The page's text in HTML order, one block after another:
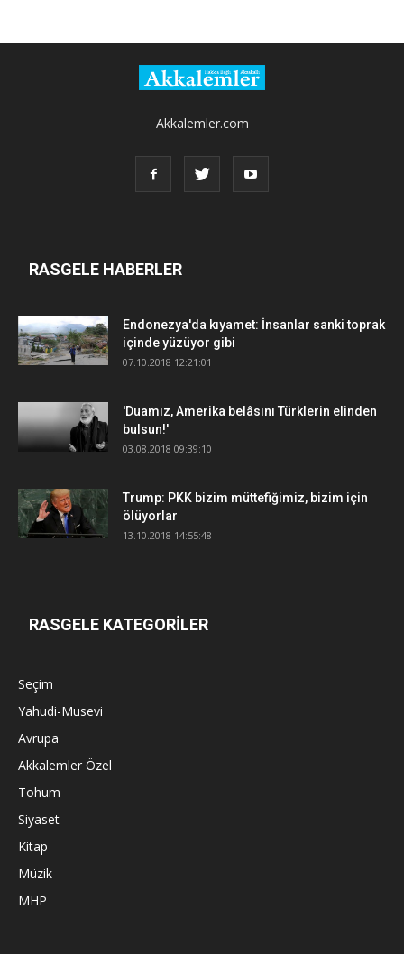
Akkalemler.com
RASGELE HABERLER
Endonezya'da kıyamet: İnsanlar sanki toprak
içinde yüzüyor gibi
07.10.2018 12:21:01
'Duamız, Amerika belâsını Türklerin elinden
bulsun!'
03.08.2018 09:39:10
Trump: PKK bizim müttefiğimiz, bizim için
ölüyorlar
13.10.2018 14:55:48
RASGELE KATEGORİLER
Seçim
Yahudi-Musevi
Avrupa
Akkalemler Özel
Tohum
Siyaset
Kitap
Müzik
MHP